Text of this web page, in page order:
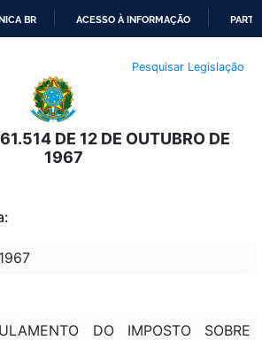
O
CONTEÚDO
BR ACESSO À INFORMAÇÃO
Pesquisar Legislação
DE 12 DE OUTUBRO DE
1967
DO IMPOSTO SOBRE